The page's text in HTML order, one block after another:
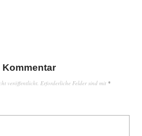
veröffentlicht. Erforderliche Felder sind mit *